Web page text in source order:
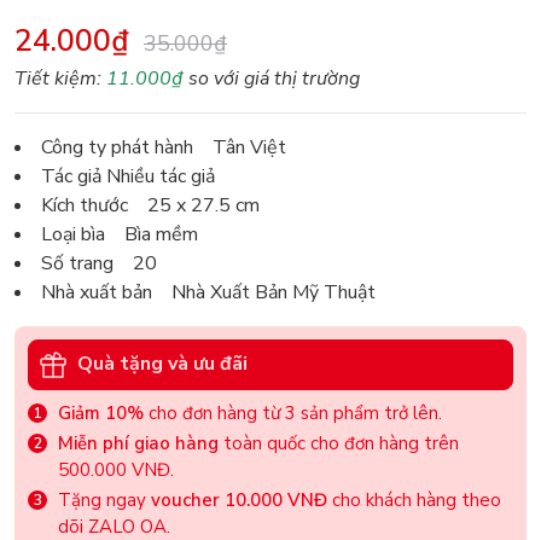
24.000₫ 35.000₫
Tiết kiệm: 11.000₫so với giá thị trường
Công ty phát hành Tân Việt
Tác giả Nhiều tác giả
Kích thước 25 x 27.5 cm
Loại bìa Bìa mềm
Số trang 20
Nhà xuất bản Nhà Xuất Bản Mỹ Thuật
Quà tặng và ưu đãi
Giảm 10% cho đơn hàng từ 3 sản phẩm trở lên.
Miễn phí giao hàng toàn quốc cho đơn hàng trên
500.000 VNĐ.
Tặng ngay voucher 10.000 VNĐ cho khách hàng theo
dõi ZALO OA.